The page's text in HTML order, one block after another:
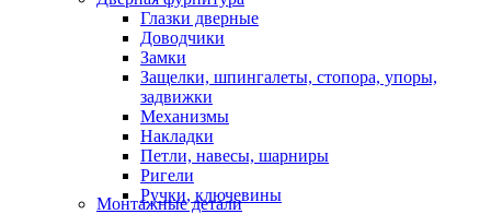
Глазки дверные
Доводчики
Замки
Защелки, шпингалеты, стопора, упоры,
задвижки
Механизмы
Накладки
Петли, навесы, шарниры
Ригели
Ручки, ключевины
Монтажные детали